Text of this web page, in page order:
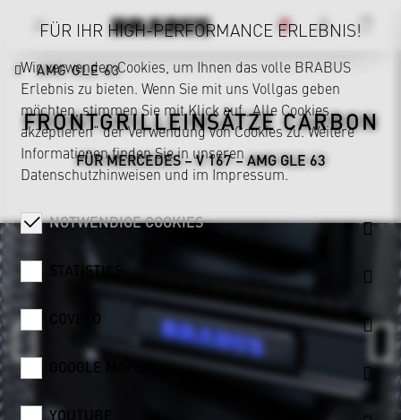
AMG GLE 63
FRONTGRILLEINSÄTZE CARBON
FÜR MERCEDES – V 167 – AMG GLE 63
FÜR IHR HIGH-PERFORMANCE ERLEBNIS!
Wir verwenden Cookies, um Ihnen das volle BRABUS
Erlebnis zu bieten. Wenn Sie mit uns Vollgas geben
möchten, stimmen Sie mit Klick auf „Alle Cookies
akzeptieren“ der Verwendung von Cookies zu. Weitere
Informationen finden Sie in unseren
Datenschutzhinweisenund im Impressum.
NOTWENDIGE COOKIES
STATISTICS
COVETO
GOOGLE MAPS
YOUTUBE